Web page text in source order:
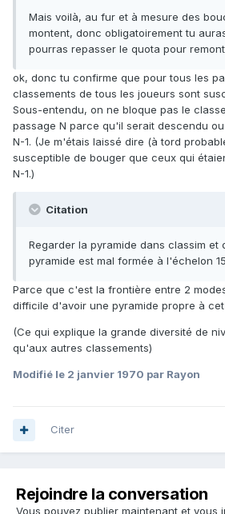
Mais voilà, au fur et à mesure des
montent, donc obligatoirement tu
pourras repasser le quota pour
ok, donc tu confirme que pour tous les
classements de tous les joueurs sont
Sous-entendu, on ne bloque pas le
passage N parce qu'il serait descendu
N-1. (Je m'étais laissé dire (à tord
susceptible de bouger que ceux qui
N-1.)
Citation
Regarder la pyramide dans classim et
pyramide est mal formée à l'échelon
Parce que c'est la frontière entre 2
difficile d'avoir une pyramide propre à cet
(Ce qui explique la grande diversité de
qu'aux autres classements)
Modifié le 2 janvier 1970 par Rayon
Citer
Rejoindre la conversation
Vous pouvez publier maintenant et vous